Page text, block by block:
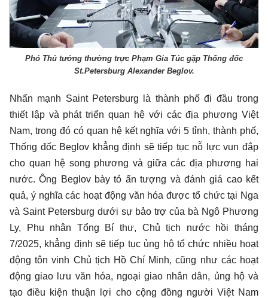
Phó Thủ tướng thường trực Phạm Gia Túc gặp Thống đốc
St.Petersburg Alexander Beglov.
Nhấn mạnh Saint Petersburg là thành phố đi đầu trong
thiết lập và phát triển quan hệ với các địa phương Việt
Nam, trong đó có quan hệ kết nghĩa với 5 tỉnh, thành phố,
Thống đốc Beglov khẳng định sẽ tiếp tục nỗ lực vun đắp
cho quan hệ song phương và giữa các địa phương hai
nước. Ông Beglov bày tỏ ấn tượng và đánh giá cao kết
quả, ý nghĩa các hoạt động văn hóa được tổ chức tại Nga
và Saint Petersburg dưới sự bảo trợ của bà Ngô Phương
Ly, Phu nhân Tổng Bí thư, Chủ tịch nước hồi tháng
7/2025, khẳng định sẽ tiếp tục ủng hộ tổ chức nhiều hoạt
động tôn vinh Chủ tịch Hồ Chí Minh, cũng như các hoạt
động giao lưu văn hóa, ngoại giao nhân dân, ủng hộ và
tạo điều kiện thuận lợi cho cộng đồng người Việt Nam